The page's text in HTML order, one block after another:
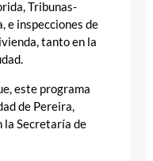
Tribunas-
e inspecciones de
tanto en la
este programa
de Pereira,
la Secretaría de